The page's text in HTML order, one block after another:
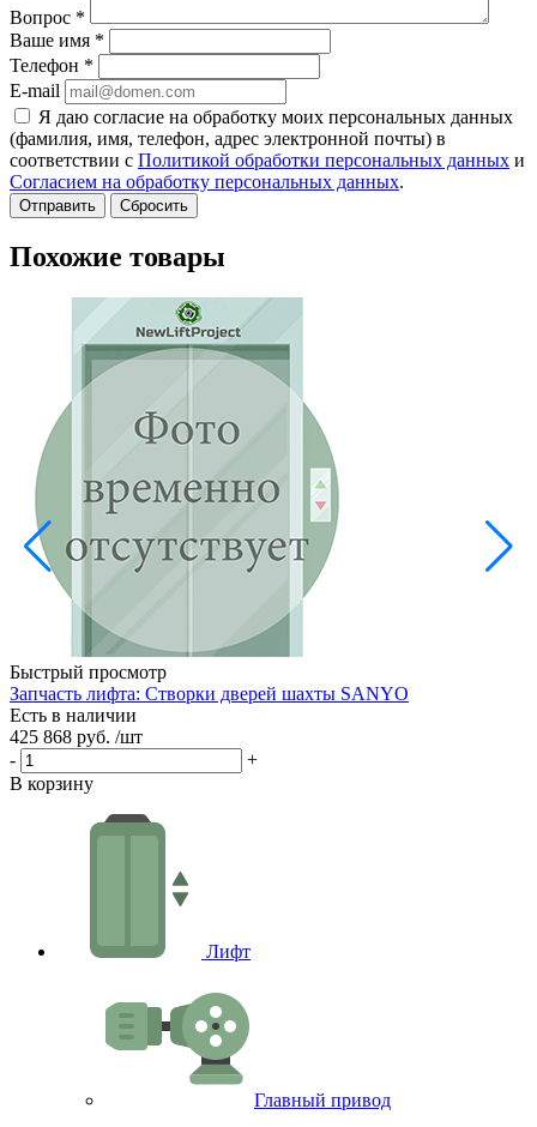
Вопрос *
Ваше имя *
Телефон *
E-mail
Я даю согласие на обработку моих персональных данных
(фамилия, имя, телефон, адрес электронной почты) в
соответствии с Политикой обработки персональных данных и
Согласием на обработку персональных данных.
Сбросить
Похожие товары
Быстрый просмотр
Запчасть лифта: Створки дверей шахты SANYO
Есть в наличии
425 868 руб. /шт
-
+
В корзину
Лифт
Главный привод